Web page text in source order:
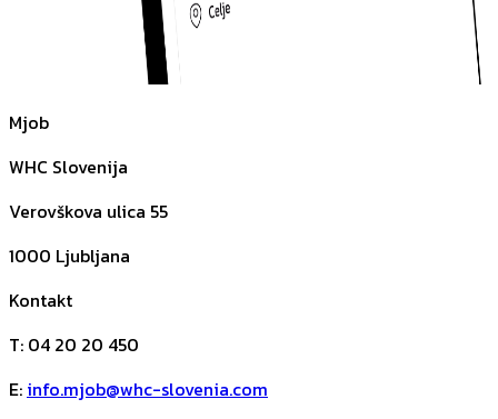
Mjob
WHC Slovenija
Verovškova ulica 55
1000 Ljubljana
Kontakt
T: 04 20 20 450
E: info.mjob@whc-slovenia.com